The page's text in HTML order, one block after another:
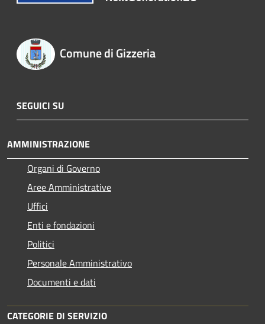
Comune di Gizzeria
SEGUICI SU
AMMINISTRAZIONE
Organi di Governo
Aree Amministrative
Uffici
Enti e fondazioni
Politici
Personale Amministrativo
Documenti e dati
CATEGORIE DI SERVIZIO